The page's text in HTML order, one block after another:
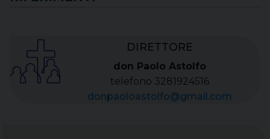
DIRETTORE
don Paolo Astolfo
telefono 3281924516
donpaoloastolfo@gmail.com